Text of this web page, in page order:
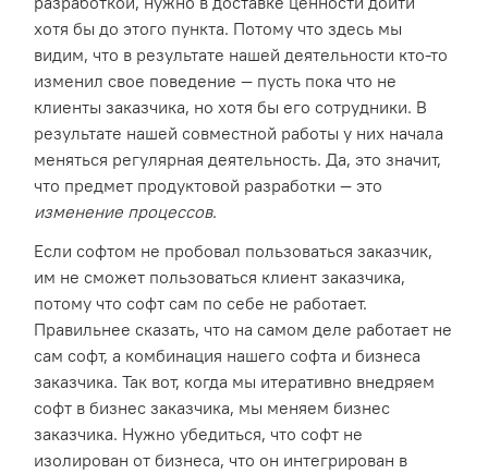
хотя бы до этого пункта. Потому что здесь мы
видим, что в результате нашей деятельности кто-то
изменил свое поведение — пусть пока что не
клиенты заказчика, но хотя бы его сотрудники. В
результате нашей совместной работы у них начала
меняться регулярная деятельность. Да, это значит,
что предмет продуктовой разработки — это
изменение процессов.
Если софтом не пробовал пользоваться заказчик,
им не сможет пользоваться клиент заказчика,
потому что софт сам по себе не работает.
Правильнее сказать, что на самом деле работает не
сам софт, а комбинация нашего софта и бизнеса
заказчика. Так вот, когда мы итеративно внедряем
софт в бизнес заказчика, мы меняем бизнес
заказчика. Нужно убедиться, что софт не
изолирован от бизнеса, что он интегрирован в